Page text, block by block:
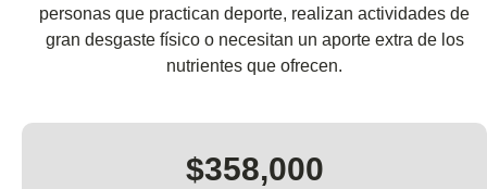
personas que practican deporte, realizan actividades de
gran desgaste físico o necesitan un aporte extra de los
nutrientes que ofrecen.
$358,000